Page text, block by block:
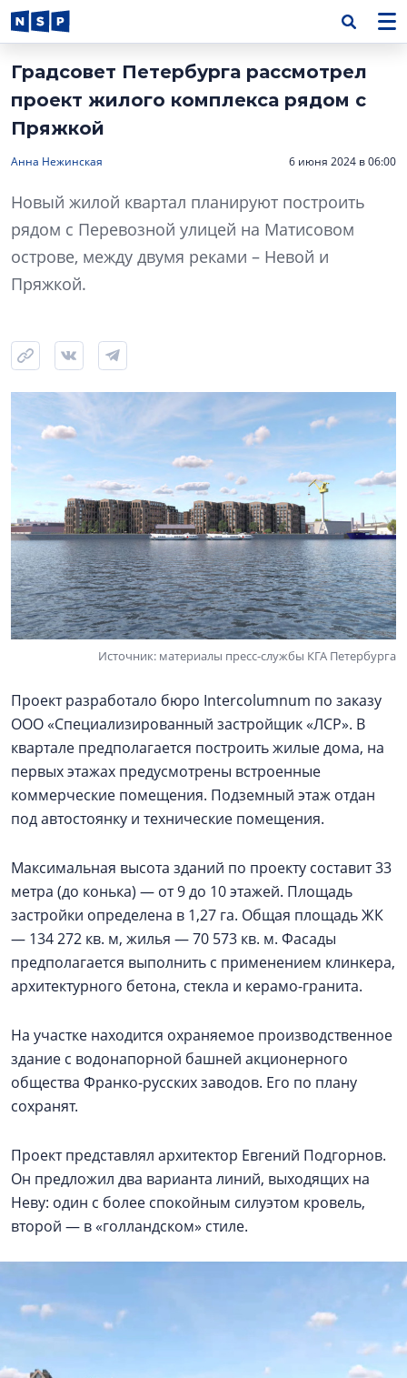
Градсовет Петербурга рассмотрел
проект жилого комплекса рядом с
Пряжкой
Анна Нежинская 6 июня 2024 в 06:00
Новый жилой квартал планируют построить
рядом с Перевозной улицей на Матисовом
острове, между двумя реками – Невой и
Пряжкой.
Источник: материалы пресс-службы КГА Петербурга
Проект разработало бюро Intercolumnum по заказу
ООО «Специализированный застройщик «ЛСР». В
квартале предполагается построить жилые дома, на
первых этажах предусмотрены встроенные
коммерческие помещения. Подземный этаж отдан
под автостоянку и технические помещения.
Максимальная высота зданий по проекту составит 33
метра (до конька) — от 9 до 10 этажей. Площадь
застройки определена в 1,27 га. Общая площадь ЖК
— 134 272 кв. м, жилья — 70 573 кв. м. Фасады
предполагается выполнить с применением клинкера,
архитектурного бетона, стекла и керамо-гранита.
На участке находится охраняемое производственное
здание с водонапорной башней акционерного
общества Франко-русских заводов. Его по плану
сохранят.
Проект представлял архитектор Евгений Подгорнов.
Он предложил два варианта линий, выходящих на
Неву: один с более спокойным силуэтом кровель,
второй — в «голландском» стиле.